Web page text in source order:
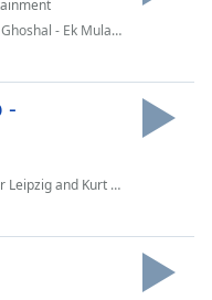
- Ek Mulakat
-
The Ruins of Athens, Op. 113